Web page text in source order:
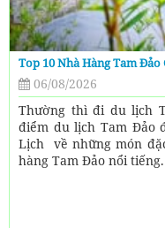
Top 10 Nhà Hàng Tam
06/08/2026
Thường thì đi du lịch
điểm du lịch Tam Đảo
Lịch về những món
hàng Tam Đảo nổi